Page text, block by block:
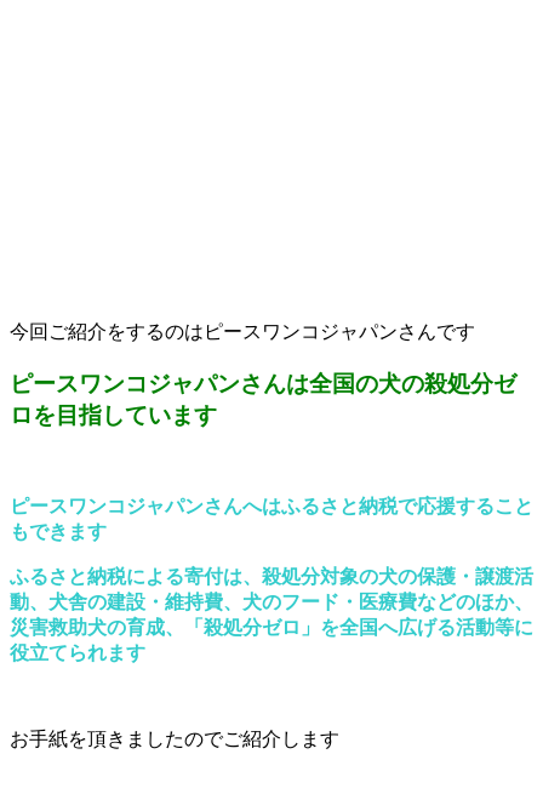
今回ご紹介をするのはピースワンコジャパンさんです
ピースワンコジャパンさんは全国の犬の殺処分ゼ
ロを目指しています
ピースワンコジャパンさんへはふるさと納税で応援すること
もできます
ふるさと納税による寄付は、殺処分対象の犬の保護・譲渡活
動、犬舎の建設・維持費、犬のフード・医療費などのほか、
災害救助犬の育成、「殺処分ゼロ」を全国へ広げる活動等に
役立てられます
お手紙を頂きましたのでご紹介します